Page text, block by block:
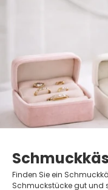
Finden Sie ein
Schmuckstücke gut und